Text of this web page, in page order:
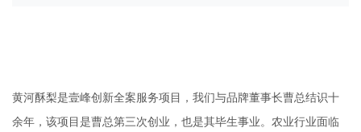
黄河酥梨是壹峰创新全案服务项目，我们与品牌董事长曹总结识十
余年，该项目是曹总第三次创业，也是其毕生事业。农业行业面临